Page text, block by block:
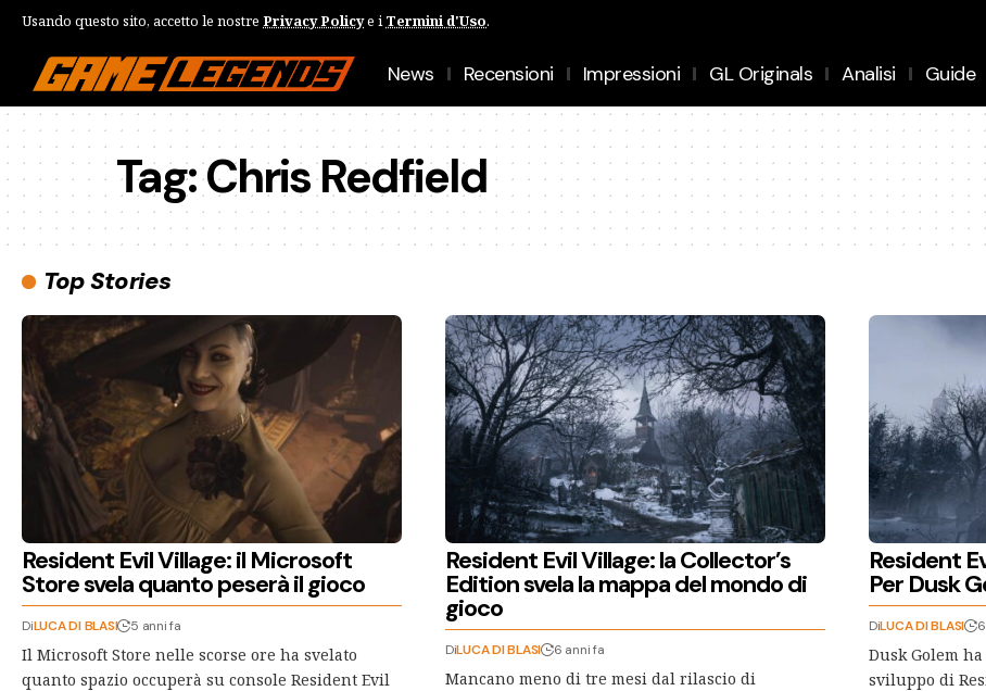
Usando questo sito, accetto le nostre Privacy Policye i Termini d'Uso.
News Recensioni Impressioni GL Originals Analisi Guide
Tag:Chris Redfield
Top Stories
Resident Evil Village: il Microsoft
Store svela quanto peserà il gioco
DiLUCA DI BLASI 5 anni fa
Il Microsoft Store nelle scorse ore ha svelato
quanto spazio occuperà su console Resident Evil
Resident Evil Village: la Collector’s
Edition svela la mappa del mondo di
gioco
DiLUCA DI BLASI 6 anni fa
Mancano meno di tre mesi dal rilascio di
Resident
Per Dusk
DiLUCA DI BLASI
Dusk Golem
sviluppo di